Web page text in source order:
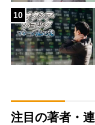
10
注目の著者・